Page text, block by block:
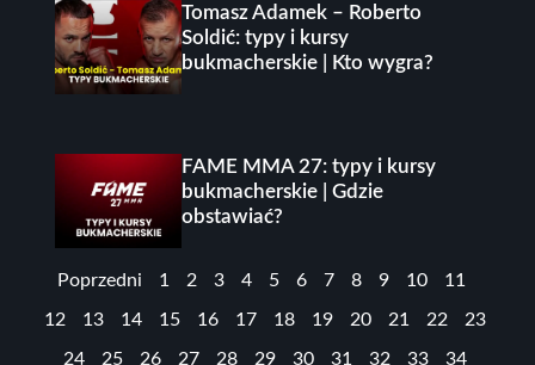
Tomasz Adamek – Roberto
Soldić: typy i kursy
bukmacherskie | Kto wygra?
FAME MMA 27: typy i kursy
bukmacherskie | Gdzie
obstawiać?
Poprzedni 1 2 3 4 5 6 7 8 9 10 11
12 13 14 15 16 17 18 19 20 21 22 23
24 25 26 27 28 29 30 31 32 33 34